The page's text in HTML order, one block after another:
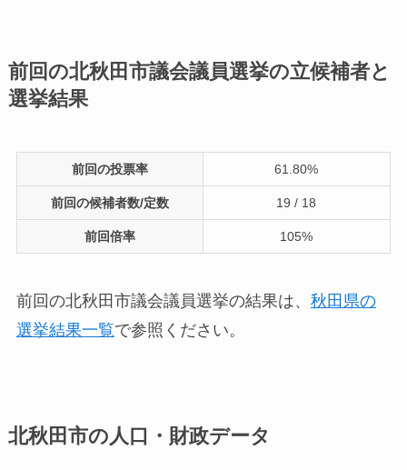
前回の北秋田市議会議員選挙の立候補者と
選挙結果
前回の投票率 61.80%
前回の候補者数/定数 19 / 18
前回倍率 105%
前回の北秋田市議会議員選挙の結果は、 秋田県の
選挙結果一覧で参照ください。
北秋田市の人口・財政データ